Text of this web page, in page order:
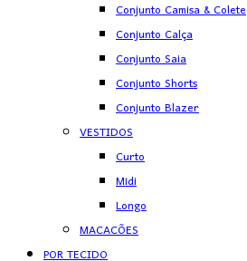
Conjunto Camisa & Colete
Conjunto Calça
Conjunto Saia
Conjunto Shorts
Conjunto Blazer
VESTIDOS
Curto
Midi
Longo
MACACÕES
POR TECIDO